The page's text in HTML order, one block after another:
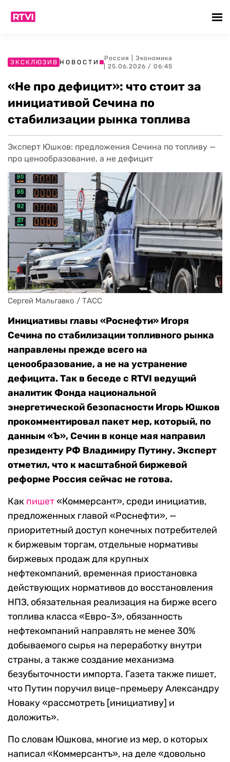
ЭКСКЛЮЗИВ НОВОСТИ
Россия
Экономика
| 25.06.2026 / 06:45
«Не про дефицит»: что стоит за
инициативой Сечина по
стабилизации рынка топлива
Эксперт Юшков: предложения Сечина по топливу —
про ценообразование, а не дефицит
Сергей Мальгавко / ТАСС
Инициативы главы «Роснефти» Игоря
Сечина по стабилизации топливного рынка
направлены прежде всего на
ценообразование, а не на устранение
дефицита. Так в беседе с RTVI ведущий
аналитик Фонда национальной
энергетической безопасности Игорь Юшков
прокомментировал пакет мер, который, по
данным «Ъ», Сечин в конце мая направил
президенту РФ Владимиру Путину. Эксперт
отметил, что к масштабной биржевой
реформе Россия сейчас не готова.
Как пишет«Коммерсант», среди инициатив,
предложенных главой «Роснефти», —
приоритетный доступ конечных потребителей
к биржевым торгам, отдельные нормативы
биржевых продаж для крупных
нефтекомпаний, временная приостановка
действующих нормативов до восстановления
НПЗ, обязательная реализация на бирже всего
топлива класса «Евро-3», обязанность
нефтекомпаний направлять не менее 30%
добываемого сырья на переработку внутри
страны, а также создание механизма
безубыточности импорта. Газета также пишет,
что Путин поручил вице-премьеру Александру
Новаку «рассмотреть [инициативу] и
доложить».
По словам Юшкова, многие из мер, о которых
написал «Коммерсантъ», на деле «довольно